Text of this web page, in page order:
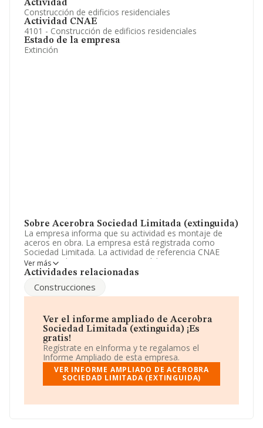
Actividad
Construcción de edificios residenciales
Actividad CNAE
4101 - Construcción de edificios residenciales
Estado de la empresa
Extinción
Sobre Acerobra Sociedad Limitada (extinguida)
La empresa informa que su actividad es montaje de
aceros en obra. La empresa está registrada como
Sociedad Limitada. La actividad de referencia CNAE
corresponde a '%cnae%', cuyo Código es 4101. La
compañía no tiene actividad en mercados exteriores.
La dirección de correo es
página web eswww.cesareomunera.com.
La empresa Acerobra Sociedad Limitada
(extinguida), NIF B12476719, tiene su domicilio social
establecido en Calle L'escorredor P. I. Catalaneta núm.
S/N, (12594), en el municipio de Oropesa, en Castellón,
Comunidad Valenciana.
En base a la información de la que dispone INFORMA
sobre 188.948 compañías, la facturación en el ámbito
entre todas las compañías es de 194 mil euros de
Ver más
Actividades relacionadas
Construcciones
Ver el informe ampliado de Acerobra
Sociedad Limitada (extinguida) ¡Es
gratis!
Regístrate en eInforma y te regalamos el
Informe Ampliado de esta empresa.
VER INFORME AMPLIADO DE ACEROBRA
SOCIEDAD LIMITADA (EXTINGUIDA)